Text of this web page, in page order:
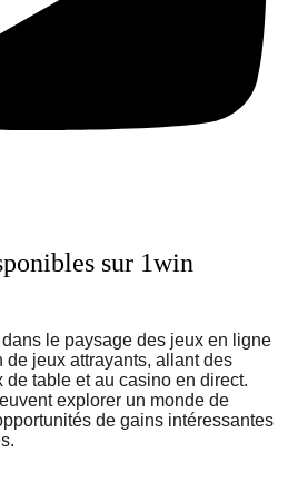
sur 1win
le paysage des jeux en ligne
jeux attrayants, allant des
table et au casino en direct.
explorer un monde de
de gains intéressantes